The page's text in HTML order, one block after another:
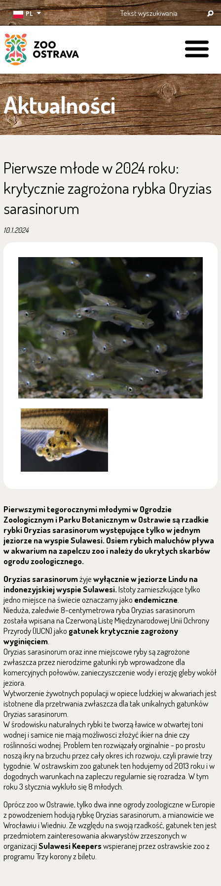
PL
ZOO Ostrava
Aktualności
Pierwsze młode w 2024 roku:
krytycznie zagrożona rybka Oryzias
sarasinorum
10.1.2024
Pierwszymi tegorocznymi młodymi w Ogrodzie
Zoologicznym i Parku Botanicznym w Ostrawie są rzadkie
rybki Oryzias sarasinorum występujące tylko w jednym
jeziorze na wyspie Sulawesi. Osiem rybich maluchów pływa
w akwarium na zapelczu zoo i należy do ukrytych skarbów
ogrodu zoologicznego.
Oryzias sarasinorumżyjewyłącznie w jeziorze Lindu na
indonezyjskiej wyspie Sulawesi.Istoty zamieszkujące tylko
jedno miejsce na świecie oznaczamy jako endemiczne
Nieduża, zaledwie 8-centymetrowa ryba Oryzias sarasinorum
została wpisana na Czerwoną Listę Międzynarodowej Unii Ochrony
Przyrody (IUCN) jako gatunek krytycznie zagrożony
wyginięciem
Oryzias sarasinorum oraz inne miejscowe ryby są zagrożone
zwłaszcza przez nierodzime gatunki ryb wprowadzone dla
komercyjnych połowów, zanieczyszczenie wody i erozję gleby wokół
jeziora.
Wytworzenie żywotnych populacji w opiece ludzkiej w akwariach jest
istotnene dla przetrwania zwłaszcza dla tak unikalnych gatunków
Oryzias sarasinorum.
W środowisku naturalnych rybki te tworzą ławice w otwartej toni
wodnej i samice nie mają możliwosci złożyć ikier na dnie czy
roślinności wodnej. Problem ten rozwiązały orginalnie - po prostu
noszą ikry na brzuchu przez cały okres ich rozwoju, czyli prawie trzy
tygodnie. W ostrawskim zoo gatunek ten hodujemy od 2013 roku i w
dogodnych warunkach na zapleczu regularnie się rozradza. W tym
roku 3 stycznia wykluło się 8 młodych.
Oprócz zoo w Ostrawie, tylko dwa inne ogrody zoologiczne w Europie
z powodzeniem hodują rybkę Oryzias sarasinorum, a mianowicie we
Wrocławiu i Wiedniu. Ze względu na swoją rzadkość, gatunek ten jest
przedmiotem zainteresowania akwarystów zrzeszonych w
organizacjiSulawesi Keeperswspieranej przez ostrawskie zoo z
programu Trzy korony z biletu.